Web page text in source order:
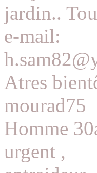
jardin..
e-mail:
Atres
mourad75
Homme
urgent ,